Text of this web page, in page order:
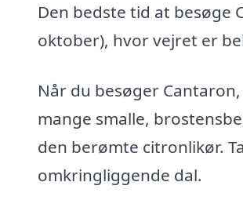
Den bedste tid at besøge
oktober), hvor vejret er
Når du besøger
mange smalle,
den berømte citronlikør.
omkringliggende dal.